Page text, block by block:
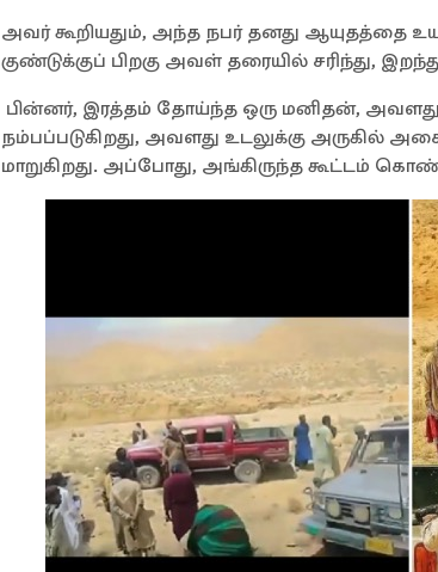
அவர் கூறியதும், அந்த நபர் தனது ஆயுதத்தை
குண்டுக்குப் பிறகு அவள் தரையில் சரிந்து,
பின்னர், இரத்தம் தோய்ந்த ஒரு மனிதன்,
நம்பப்படுகிறது, அவளது உடலுக்கு அருகில்
மாறுகிறது. அப்போது, அங்கிருந்த கூட்டம்